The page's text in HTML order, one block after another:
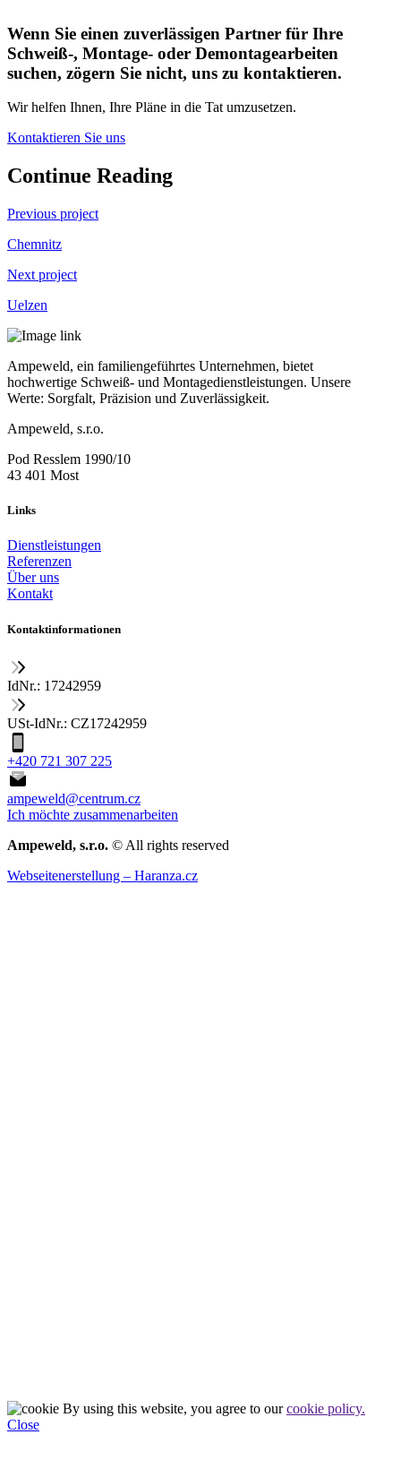
Wenn Sie einen zuverlässigen Partner für Ihre
Schweiß-, Montage- oder Demontagearbeiten
suchen, zögern Sie nicht, uns zu kontaktieren.
Wir helfen Ihnen, Ihre Pläne in die Tat umzusetzen.
Kontaktieren Sie uns
Continue Reading
Previous project
Chemnitz
Next project
Uelzen
Ampeweld, ein familiengeführtes Unternehmen, bietet
hochwertige Schweiß- und Montagedienstleistungen. Unsere
Werte: Sorgfalt, Präzision und Zuverlässigkeit.
Ampeweld, s.r.o.
Pod Resslem 1990/10
43 401 Most
Links
Dienstleistungen
Referenzen
Über uns
Kontakt
Kontaktinformationen
IdNr.: 17242959
USt-IdNr.: CZ17242959
+420 721 307 225
ampeweld@centrum.cz
Ich möchte zusammenarbeiten
Ampeweld, s.r.o. © All rights reserved
Webseitenerstellung – Haranza.cz
By using this website, you agree to ourcookie policy.
Close